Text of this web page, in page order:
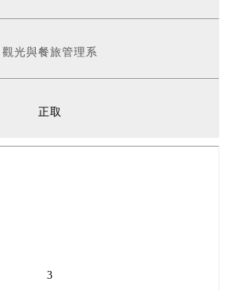
觀光與餐旅管理系
正取
3